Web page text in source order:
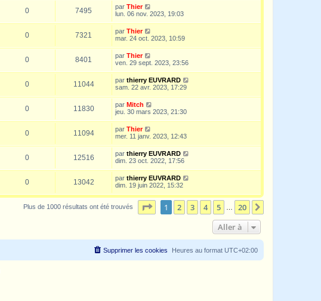
0 7495 par Thier
lun. 06 nov. 2023, 19:03
0 7321 par Thier
mar. 24 oct. 2023, 10:59
0 8401 par Thier
ven. 29 sept. 2023, 23:56
0 11044 par thierry EUVRARD
sam. 22 avr. 2023, 17:29
0 11830 par Mitch
jeu. 30 mars 2023, 21:30
0 11094 par Thier
mer. 11 janv. 2023, 12:43
0 12516 par thierry EUVRARD
dim. 23 oct. 2022, 17:56
0 13042 par thierry EUVRARD
dim. 19 juin 2022, 15:32
Plus de 1000 résultats ont été trouvés Page sur20
1 2 3 4 5 20
Aller à
Heures au format UTC+02:00
Supprimer les cookies